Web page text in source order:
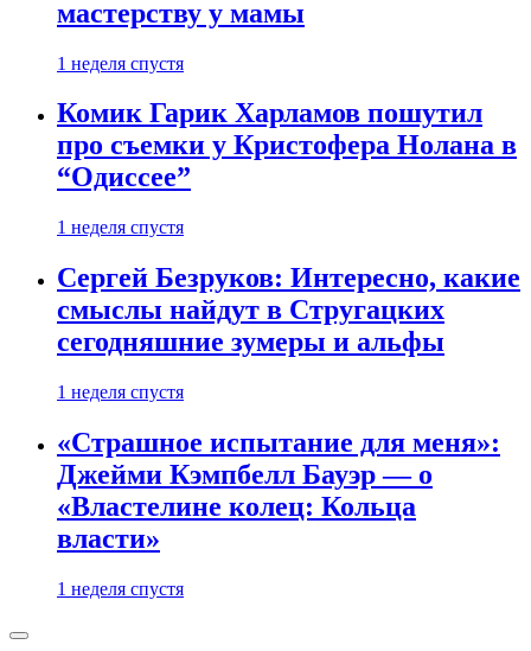
мастерству у мамы
1 неделя спустя
Комик Гарик Харламов пошутил
про съемки у Кристофера Нолана в
“Одиссее”
1 неделя спустя
Сергей Безруков: Интересно, какие
смыслы найдут в Стругацких
сегодняшние зумеры и альфы
1 неделя спустя
«Страшное испытание для меня»:
Джейми Кэмпбелл Бауэр — о
«Властелине колец: Кольца
власти»
1 неделя спустя